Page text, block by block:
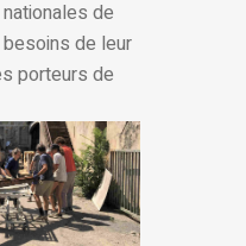
de
besoins de leur
porteurs de